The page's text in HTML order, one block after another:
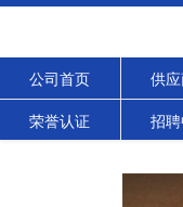
公司首页 供
荣誉认证 招